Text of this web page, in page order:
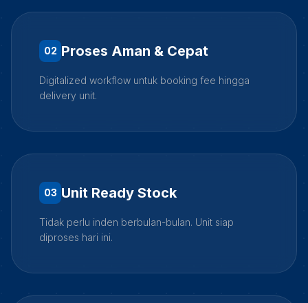
02 Proses Aman & Cepat
Digitalized workflow untuk booking fee hingga
delivery unit.
03 Unit Ready Stock
Tidak perlu inden berbulan-bulan. Unit siap
diproses hari ini.